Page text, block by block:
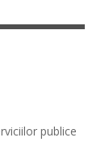
publice